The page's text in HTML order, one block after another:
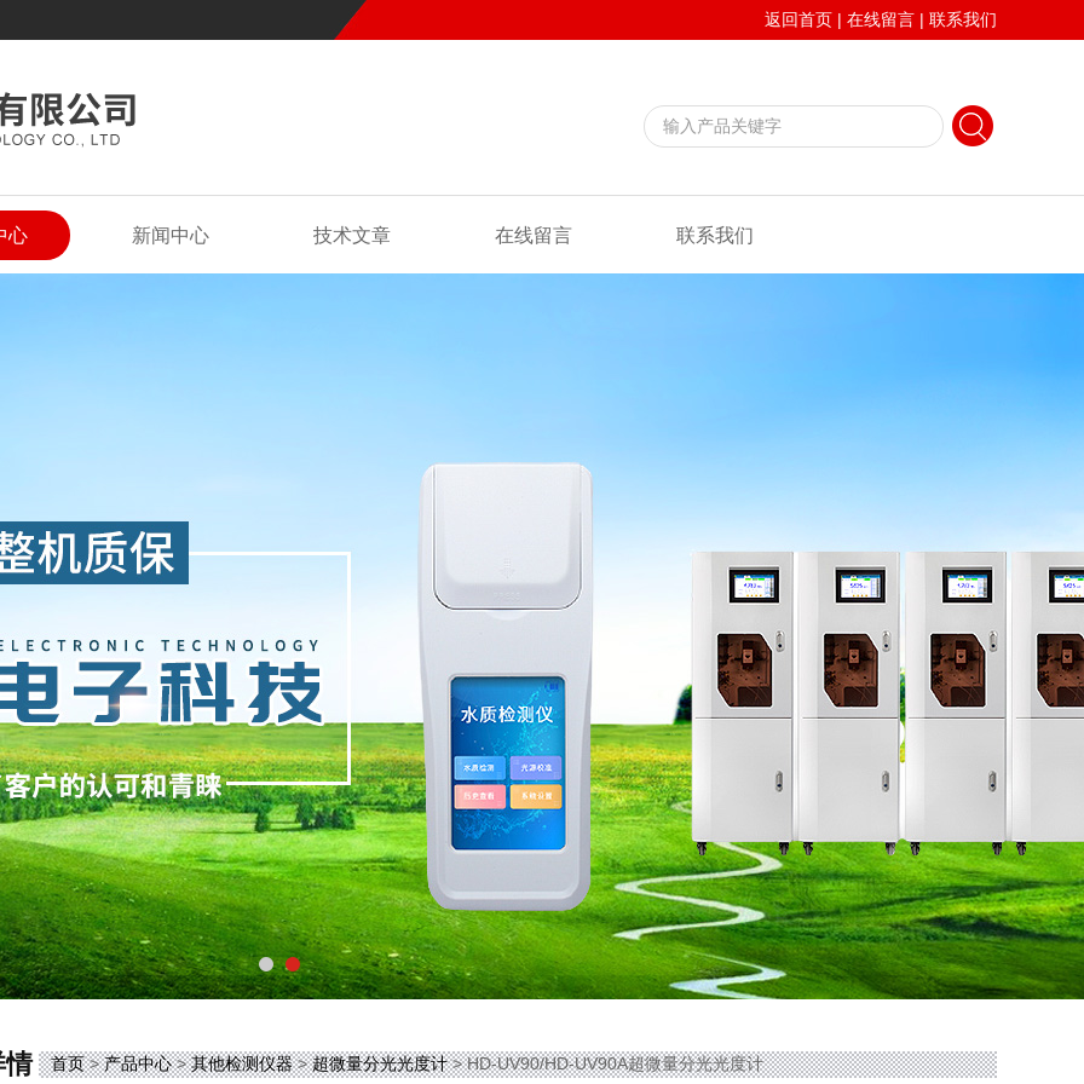
返回首页 | 在线留言 | 联系我们
心 新闻中心 技术文章 在线留言 联系我们
情 首页>产品中心>其他检测仪器>超微量分光光度计> HD-UV90/HD-UV90A超微量分光光度计